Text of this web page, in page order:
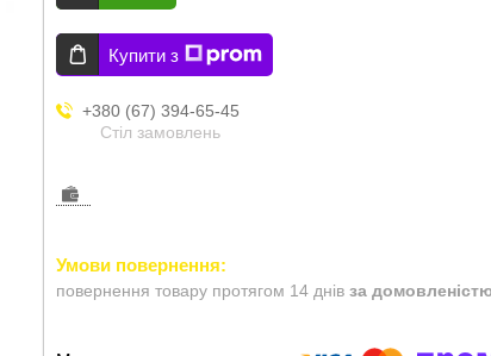
Купити з
+380 (67) 394-65-45
Стіл замовлень
повернення товару протягом 14 днів за